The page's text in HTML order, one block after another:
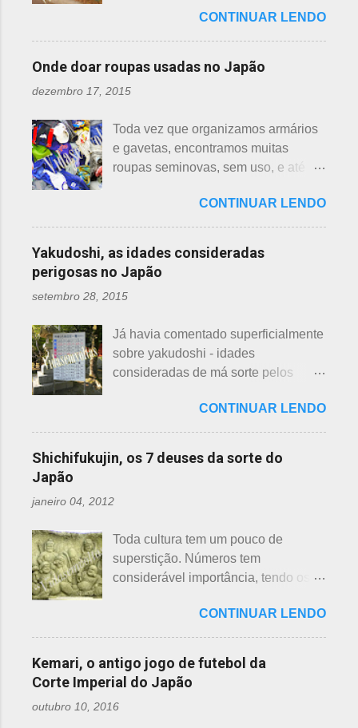
bem longe com seu ancinho. A
percebeu, pois além da aranha ser
pequena, ele havia...
flores de lotus são grandes, que
brotam de hastes compridas e em
apenas 3 cores, branca, creme e
largas e cor única: verde. As folhas
crescem para o alto, em hastes
longas. As raízes são comestíveis,
produzindo o renkon. Detalhei sobre
flor de lotus, na postagem anterior
e imagens de uma pla...
inclusive no Japão. Este assunto é
mais uma das postagens que estava
em rascunho por alguns anos, desde
que passei por estas casas e
descobri pra que serviam essas
acabou esquecido, até que postei
sobre esses baldes de água
dispostos em alguns bairros de
Arashiyama, em Kyoto, inclusive nos
jardins do Heian Jinja. Esses baldes
com água, escritos 消火用, ou Shōka-
yō, balde para combate a incêndios,
incêndios, para que não se
propaguem. A colocação dos baldes
depende de cada associação de
bairro, não sendo, portanto,
obrigatória, e visto em pouquíssimas
uma opinião, não consultei ninguém
para atender aos nossos insti...
CONTINUAR LENDO
Onde doar roupas usadas no Japão
dezembro 17, 2015
Toda vez que organizamos armários
e gavetas, encontramos muitas
roupas seminovas, sem uso, e até
Roupas de crianças, em perfeito
estado, que não servem mais, peças
novas, semi novas, de pouco uso. O
que fazer com elas? No Japão,
deparamos com este problema: a
quem doar. Existem lojas que
acessórios usados, mas nem sempre
tem interesse nas peças, além do
baixo preço oferecido. Doar dá uma
vender a preço baixo. O Japão é um
país que recicla há muitos anos e
leva muito a sério. Em cidades como
panos de limpeza ou enviadas aos
países pobres. Campanhas ou
grupos de ajuda solicitando roupas
usadas aparecem vez ou outra em
redes sociais. Algumas instituições
repassar aos necessitados. A pref...
CONTINUAR LENDO
Yakudoshi, as idades consideradas
perigosas no Japão
setembro 28, 2015
Já havia comentado superficialmente
sobre yakudoshi - idades
consideradas de má sorte pelos
nesta >>> postagem e não havia
feito uma exclusiva sobre o assunto,
até porque existem toneladas de
informações pela net. No entanto, a
puxei um antigo rascunho do fundo
idades perigosas, antiga crença com
origem no período Heian. Uma
superstição baseada em trocadilhos,
números com significados ruins. Nos
tempos antigos, outras idades eram
incluídas como desfavoráveis. Yaku,
se traduz como infortúnio ou má sorte
CONTINUAR LENDO
Shichifukujin, os 7 deuses da sorte do
Japão
janeiro 04, 2012
Toda cultura tem um pouco de
superstição. Números tem
considerável importância, tendo os
números 4 (pronunciado " shi ") e 9
(pronunciado " ku ") são
considerados de azar, por causa da
pronúncia. "Shi" significa, também,
morte e "ku" , agonia ou tortura. 7 é
um número auspicioso em quase
CONTINUAR LENDO
Kemari, o antigo jogo de futebol da
Corte Imperial do Japão
outubro 10, 2016